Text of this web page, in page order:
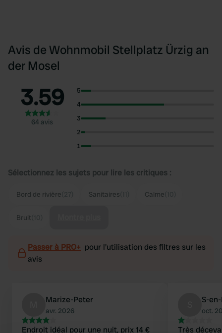
Avis de Wohnmobil Stellplatz Ürzig an
der Mosel
3.59
64 avis
5
4
3
2
1
Sélectionnez les sujets pour lire les critiques :
Bord de rivière Sanitaires Calme
Bruit
Passer à PRO+ pour l'utilisation des filtres sur les
avis
Marize-Peter
avr. 2026
Endroit idéal pour une nuit, prix 14 €
S-
oct.
Très